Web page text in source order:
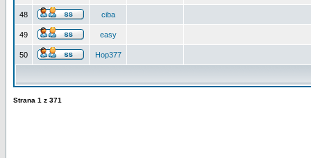
48 ciba
49 easy
50 Hop377
Strana 1 z 371